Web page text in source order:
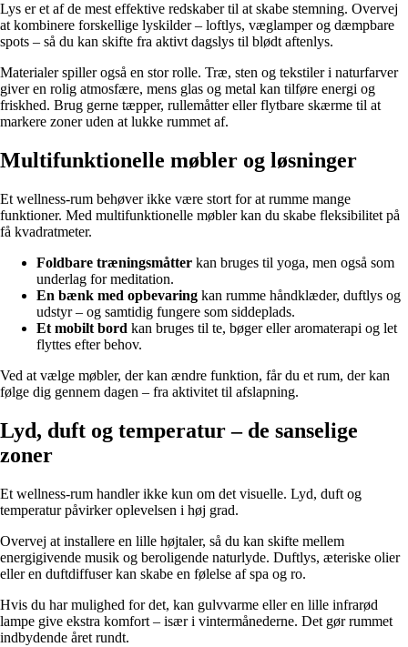
Lys er et af de mest effektive redskaber til at skabe stemning. Overvej
at kombinere forskellige lyskilder – loftlys, væglamper og dæmpbare
spots – så du kan skifte fra aktivt dagslys til blødt aftenlys.
Materialer spiller også en stor rolle. Træ, sten og tekstiler i naturfarver
giver en rolig atmosfære, mens glas og metal kan tilføre energi og
friskhed. Brug gerne tæpper, rullemåtter eller flytbare skærme til at
markere zoner uden at lukke rummet af.
Multifunktionelle møbler og løsninger
Et wellness-rum behøver ikke være stort for at rumme mange
funktioner. Med multifunktionelle møbler kan du skabe fleksibilitet på
få kvadratmeter.
Foldbare træningsmåtter kan bruges til yoga, men også som
underlag for meditation.
En bænk med opbevaring kan rumme håndklæder, duftlys og
udstyr – og samtidig fungere som siddeplads.
Et mobilt bord kan bruges til te, bøger eller aromaterapi og let
flyttes efter behov.
Ved at vælge møbler, der kan ændre funktion, får du et rum, der kan
følge dig gennem dagen – fra aktivitet til afslapning.
Lyd, duft og temperatur – de sanselige
zoner
Et wellness-rum handler ikke kun om det visuelle. Lyd, duft og
temperatur påvirker oplevelsen i høj grad.
Overvej at installere en lille højtaler, så du kan skifte mellem
energigivende musik og beroligende naturlyde. Duftlys, æteriske olier
eller en duftdiffuser kan skabe en følelse af spa og ro.
Hvis du har mulighed for det, kan gulvvarme eller en lille infrarød
lampe give ekstra komfort – især i vintermånederne. Det gør rummet
indbydende året rundt.